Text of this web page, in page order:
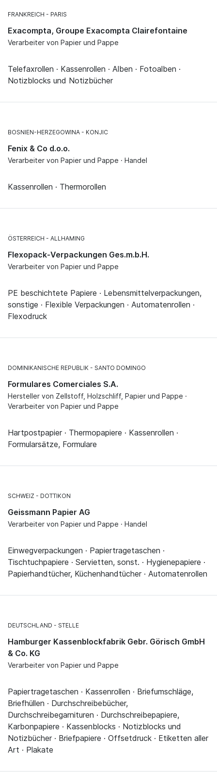
FRANKREICH PARIS
Exacompta, Groupe Exacompta Clairefontaine
Verarbeiter von Papier und Pappe
Telefaxrollen · Kassenrollen · Alben · Fotoalben ·
Notizblocks und Notizbücher
BOSNIEN-HERZEGOWINA KONJIC
Fenix & Co d.o.o.
Verarbeiter von Papier und Pappe · Handel
Kassenrollen · Thermorollen
ÖSTERREICH ALLHAMING
Flexopack-Verpackungen Ges.m.b.H.
Verarbeiter von Papier und Pappe
PE beschichtete Papiere · Lebensmittelverpackungen,
sonstige · Flexible Verpackungen · Automatenrollen ·
Flexodruck
DOMINIKANISCHE REPUBLIK SANTO DOMINGO
Formulares Comerciales S.A.
Hersteller von Zellstoff, Holzschliff, Papier und Pappe ·
Verarbeiter von Papier und Pappe
Hartpostpapier · Thermopapiere · Kassenrollen ·
Formularsätze, Formulare
SCHWEIZ DOTTIKON
Geissmann Papier AG
Verarbeiter von Papier und Pappe · Handel
Einwegverpackungen · Papiertragetaschen ·
Tischtuchpapiere · Servietten, sonst. · Hygienepapiere ·
Papierhandtücher, Küchenhandtücher · Automatenrollen
DEUTSCHLAND STELLE
Hamburger Kassenblockfabrik Gebr. Görisch GmbH
& Co. KG
Verarbeiter von Papier und Pappe
Papiertragetaschen · Kassenrollen · Briefumschläge,
Briefhüllen · Durchschreibebücher,
Durchschreibegarnituren · Durchschreibepapiere,
Karbonpapiere · Kassenblocks · Notizblocks und
Notizbücher · Briefpapiere · Offsetdruck · Etiketten aller
Art · Plakate